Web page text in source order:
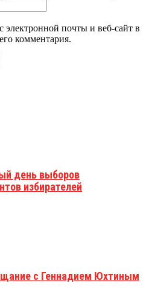
электронной почты и веб-сайт в
комментария.
день выборов
избирателей
с Геннадием Юхтиным